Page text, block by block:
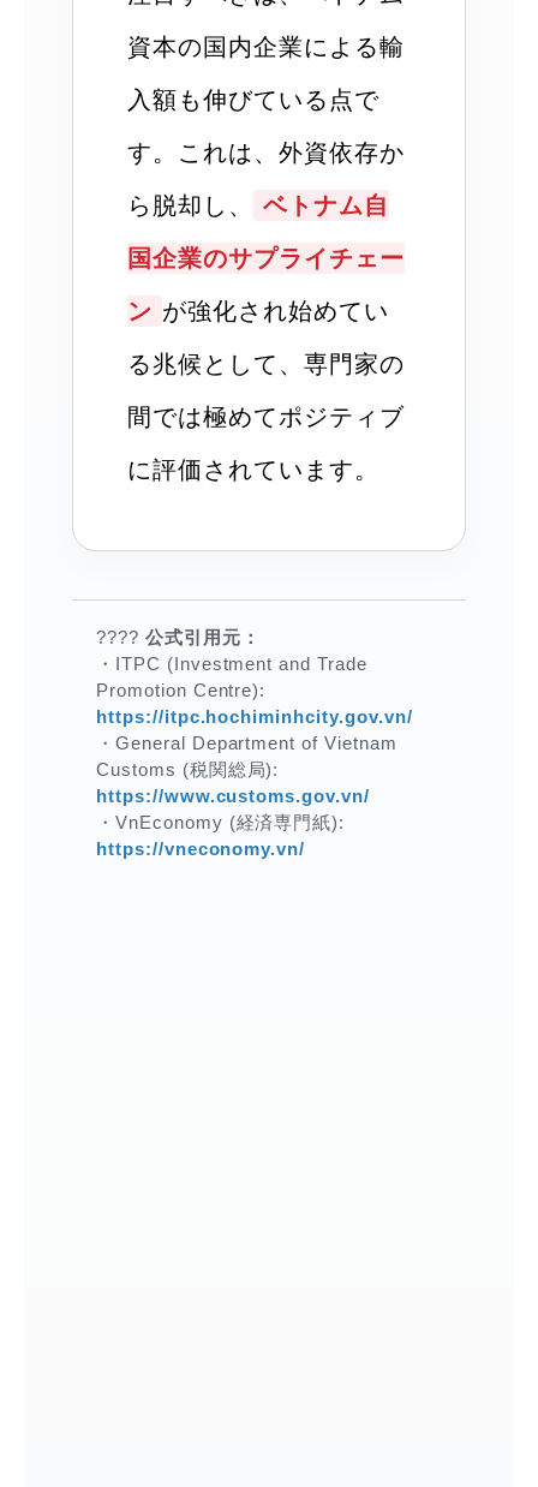
資本の国内企業による輸
入額も伸びている点で
す。これは、外資依存か
ら脱却し、
ベトナム自
国企業のサプライチェー
ン が強化され始めてい
る兆候として、専門家の
間では極めてポジティブ
に評価されています。
???? 公式引用元：
・ITPC (Investment and Trade
Promotion Centre):
https://itpc.hochiminhcity.gov.vn/
・General Department of Vietnam
Customs (税関総局):
https://www.customs.gov.vn/
・VnEconomy (経済専門紙):
https://vneconomy.vn/